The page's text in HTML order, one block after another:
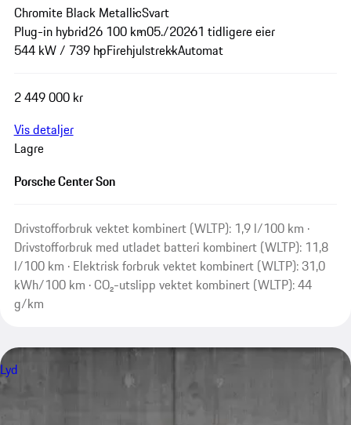
Chromite Black MetallicSvart
Plug-in hybrid26 100 km05./20261 tidligere eier
544 kW / 739 hpFirehjulstrekkAutomat
2 449 000 kr
Vis detaljer
Lagre
Porsche Center Son
Drivstofforbruk vektet kombinert (WLTP): 1,9 l/100 km ·
Drivstofforbruk med utladet batteri kombinert (WLTP): 11,8
l/100 km · Elektrisk forbruk vektet kombinert (WLTP): 31,0
kWh/100 km · CO₂-utslipp vektet kombinert (WLTP): 44
g/km
Lyd